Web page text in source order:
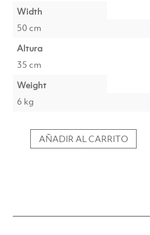
Width
50 cm
Altura
35 cm
Weight
6 kg
AÑADIR AL CARRITO